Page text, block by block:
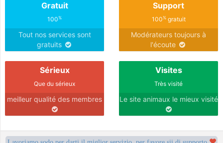
Gratuit
100%
Tout nos services sont
gratuits
Support
100%gratuit
Modérateurs toujours à
l'écoute
Sérieux
Que du sérieux
meilleur qualité des membres
Visites
Très visité
Le site animaux le mieux visité